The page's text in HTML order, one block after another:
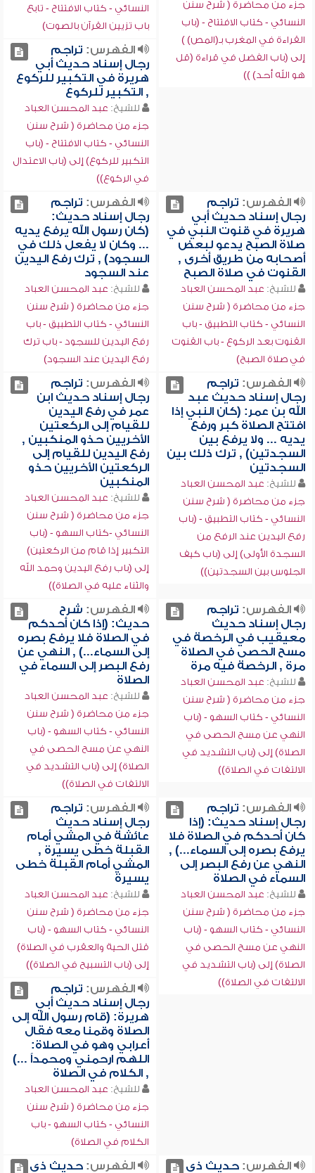
جزء من محاضرة ( شرح سنن
النسائي - كتاب الافتتاح - (باب
القراءة في المغرب بـ(المص) )
إلى (باب الفضل في قراءة (قل
هو الله أحد) ))
النسائي - كتاب الافتتاح - تابع
باب تزيين القرآن بالصوت)
الفهرس: تراجم
رجال إسناد حديث أبي
هريرة في التكبير للركوع
, التكبير للركوع
للشيخ: عبد المحسن العباد
جزء من محاضرة ( شرح سنن
النسائي - كتاب الافتتاح - (باب
التكبير للركوع) إلى (باب الاعتدال
في الركوع))
الفهرس: تراجم
رجال إسناد حديث أبي
هريرة في قنوت النبي في
صلاة الصبح يدعو لبعض
أصحابه من طريق أخرى ,
القنوت في صلاة الصبح
للشيخ: عبد المحسن العباد
جزء من محاضرة ( شرح سنن
النسائي - كتاب التطبيق - باب
القنوت بعد الركوع - باب القنوت
في صلاة الصبح)
الفهرس: تراجم
رجال إسناد حديث:
(كان رسول الله يرفع يديه
... وكان لا يفعل ذلك في
السجود) , ترك رفع اليدين
عند السجود
للشيخ: عبد المحسن العباد
جزء من محاضرة ( شرح سنن
النسائي - كتاب التطبيق - باب
رفع اليدين للسجود - باب ترك
رفع اليدين عند السجود)
الفهرس: تراجم
رجال إسناد حديث عبد
الله بن عمر: (كان النبي إذا
افتتح الصلاة كبر ورفع
يديه ... ولا يرفع بين
السجدتين) , ترك ذلك بين
السجدتين
للشيخ: عبد المحسن العباد
جزء من محاضرة ( شرح سنن
النسائي - كتاب التطبيق - (باب
رفع اليدين عند الرفع من
السجدة الأولى) إلى (باب كيف
الجلوس بين السجدتين))
الفهرس: تراجم
رجال إسناد حديث ابن
عمر في رفع اليدين
للقيام إلى الركعتين
الأخريين حذو المنكبين ,
رفع اليدين للقيام إلى
الركعتين الأخريين حذو
المنكبين
للشيخ: عبد المحسن العباد
جزء من محاضرة ( شرح سنن
النسائي -كتاب السهو - (باب
التكبير إذا قام من الركعتين)
إلى (باب رفع اليدين وحمد الله
والثناء عليه في الصلاة))
الفهرس: تراجم
رجال إسناد حديث
معيقيب في الرخصة في
مسح الحصى في الصلاة
مرة , الرخصة فيه مرة
للشيخ: عبد المحسن العباد
جزء من محاضرة ( شرح سنن
النسائي - كتاب السهو - (باب
النهي عن مسح الحصى في
الصلاة) إلى (باب التشديد في
الالتفات في الصلاة))
الفهرس: شرح
حديث: (إذا كان أحدكم
في الصلاة فلا يرفع بصره
إلى السماء...) , النهي عن
رفع البصر إلى السماء في
الصلاة
للشيخ: عبد المحسن العباد
جزء من محاضرة ( شرح سنن
النسائي - كتاب السهو - (باب
النهي عن مسح الحصى في
الصلاة) إلى (باب التشديد في
الالتفات في الصلاة))
الفهرس: تراجم
رجال إسناد حديث: (إذا
كان أحدكم في الصلاة فلا
يرفع بصره إلى السماء...) ,
النهي عن رفع البصر إلى
السماء في الصلاة
للشيخ: عبد المحسن العباد
جزء من محاضرة ( شرح سنن
النسائي - كتاب السهو - (باب
النهي عن مسح الحصى في
الصلاة) إلى (باب التشديد في
الالتفات في الصلاة))
الفهرس: تراجم
رجال إسناد حديث
عائشة في المشي أمام
القبلة خطى يسيرة ,
المشي أمام القبلة خطى
يسيرة
للشيخ: عبد المحسن العباد
جزء من محاضرة ( شرح سنن
النسائي - كتاب السهو - (باب
قتل الحية والعقرب في الصلاة)
إلى (باب التسبيح في الصلاة))
الفهرس: تراجم
رجال إسناد حديث أبي
هريرة: (قام رسول الله إلى
الصلاة وقمنا معه فقال
أعرابي وهو في الصلاة:
اللهم ارحمني ومحمداً ...)
, الكلام في الصلاة
للشيخ: عبد المحسن العباد
جزء من محاضرة ( شرح سنن
النسائي - كتاب السهو - باب
الكلام في الصلاة)
الفهرس:حديث ذي
الفهرس:حديث ذي